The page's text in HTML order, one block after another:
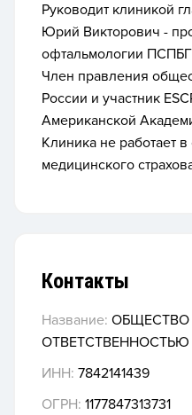
Руководит клиникой
Юрий Викторович -
офтальмологии
Член правления
России и участник
Американской
Клиника не работает
медицинского
Контакты
Название: ОБЩЕСТВО
ИНН: 7842141439
ОГРН: 1177847313731